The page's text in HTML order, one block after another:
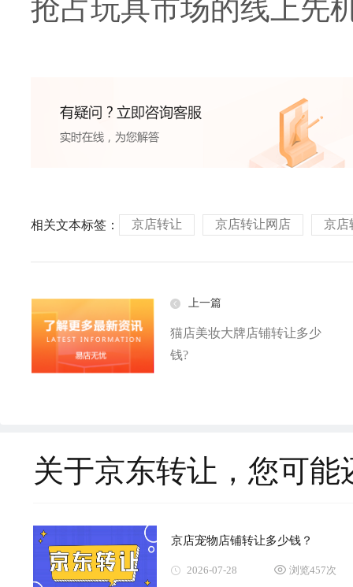
抢占玩具市场的线上先
相关文本标签： 京店转让 京店转让网店 京店
上一篇
猫店美妆大牌店铺转让多少
钱?
关于京东转让，您可能
京店宠物店铺转让多少钱？
2026-07-28 浏览457次